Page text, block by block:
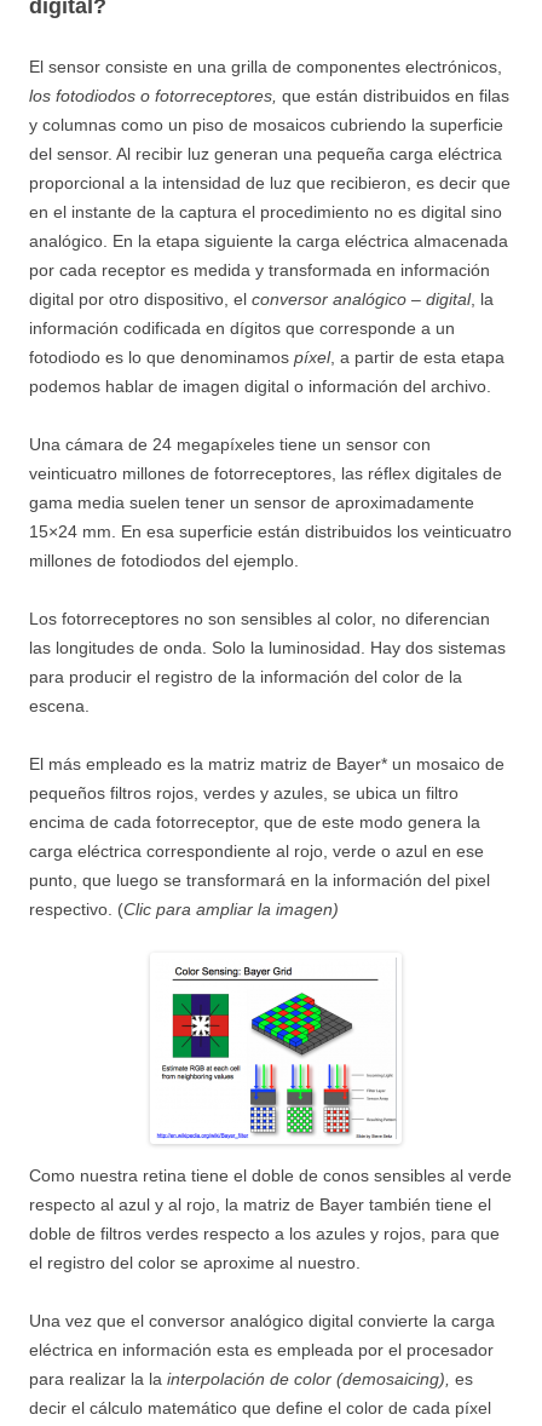
digital?
El sensor consiste en una grilla de componentes electrónicos,
los fotodiodos o fotorreceptores, que están distribuidos en filas
y columnas como un piso de mosaicos cubriendo la superficie
del sensor. Al recibir luz generan una pequeña carga eléctrica
proporcional a la intensidad de luz que recibieron, es decir que
en el instante de la captura el procedimiento no es digital sino
analógico. En la etapa siguiente la carga eléctrica almacenada
por cada receptor es medida y transformada en información
digital por otro dispositivo, el conversor analógico – digital, la
información codificada en dígitos que corresponde a un
fotodiodo es lo que denominamos píxel, a partir de esta etapa
podemos hablar de imagen digital o información del archivo.
Una cámara de 24 megapíxeles tiene un sensor con
veinticuatro millones de fotorreceptores, las réflex digitales de
gama media suelen tener un sensor de aproximadamente
15×24 mm. En esa superficie están distribuidos los veinticuatro
millones de fotodiodos del ejemplo.
Los fotorreceptores no son sensibles al color, no diferencian
las longitudes de onda. Solo la luminosidad. Hay dos sistemas
para producir el registro de la información del color de la
escena.
El más empleado es la matriz matriz de Bayer* un mosaico de
pequeños filtros rojos, verdes y azules, se ubica un filtro
encima de cada fotorreceptor, que de este modo genera la
carga eléctrica correspondiente al rojo, verde o azul en ese
punto, que luego se transformará en la información del pixel
respectivo. (Clic para ampliar la imagen)
Como nuestra retina tiene el doble de conos sensibles al verde
respecto al azul y al rojo, la matriz de Bayer también tiene el
doble de filtros verdes respecto a los azules y rojos, para que
el registro del color se aproxime al nuestro.
Una vez que el conversor analógico digital convierte la carga
eléctrica en información esta es empleada por el procesador
para realizar la la interpolación de color (demosaicing), es
decir el cálculo matemático que define el color de cada píxel